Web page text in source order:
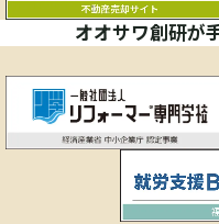
オオサワ創研が